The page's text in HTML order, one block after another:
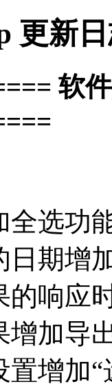
更新
软
全选功
日期增
的响应
加导
置增加